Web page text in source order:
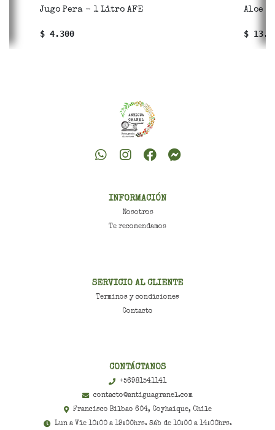
Jugo Pera - 1 Litro AFE
$ 4.300
Aloe
$
INFORMACIÓN
Nosotros
Te recomendamos
SERVICIO AL CLIENTE
Terminos y condiciones
Contacto
CONTÁCTANOS
+56981541141
contacto@antiguagranel.com
Francisco Bilbao 604, Coyhaique, Chile
Lun a Vie 10:00 a 19:00hrs. Sáb de 10:00 a 14:00hrs.